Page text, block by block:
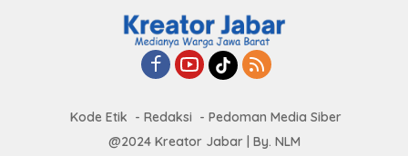
Kode Etik Redaksi
Pedoman Media Siber
@2024 Kreator Jabar | By. NLM